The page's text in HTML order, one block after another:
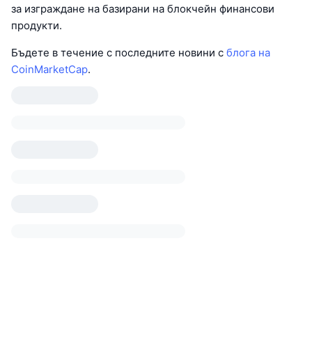
за изграждане на базирани на блокчейн финансови
продукти.
Бъдете в течение с последните новини с блога на
CoinMarketCap.